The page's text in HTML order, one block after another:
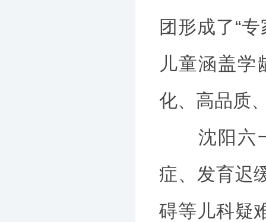
团形成了“
儿童涵盖学
化、高品质
沈阳六一
症、发育迟
碍等儿科疑